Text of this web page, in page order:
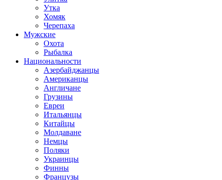
Утка
Хомяк
Черепаха
Мужские
Охота
Рыбалка
Национальности
Азербайджанцы
Американцы
Англичане
Грузины
Евреи
Итальянцы
Китайцы
Молдаване
Немцы
Поляки
Украинцы
Финны
Французы